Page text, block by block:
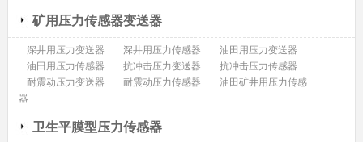
矿用压力传感器变送器
深井用压力变送器 深井用压力传感器
油田用压力变送器
油田用压力传感器
抗冲击压力变送器
抗冲击压力传感器
耐震动压力变送器
耐震动压力传感器
油田矿井用压力传感
器
卫生平膜型压力传感器